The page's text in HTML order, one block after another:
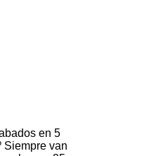
en 5
Siempre van